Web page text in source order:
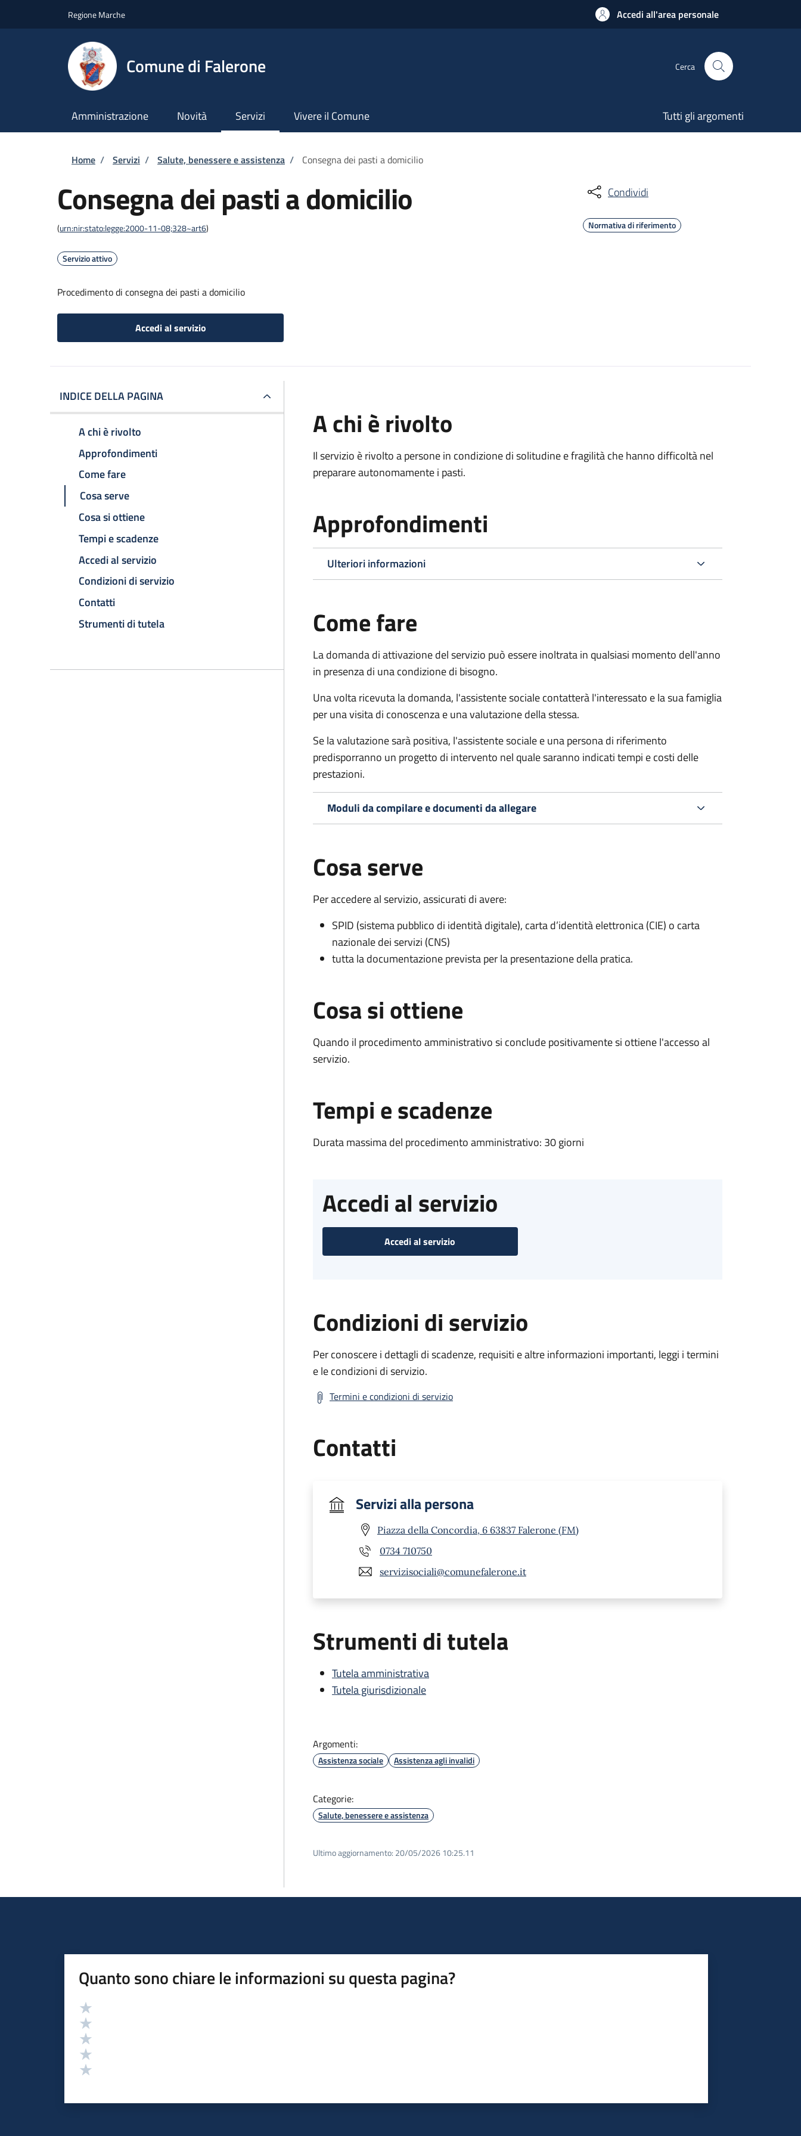
Regione Marche Accedi all'area personale
Comune di Falerone Cerca
Amministrazione Novità Servizi Vivere il Comune Tutti gli argomenti
Briciole di pane
Home / Servizi / Salute, benessere e assistenza / Consegna dei pasti a domicilio
Consegna dei pasti a domicilio
(urn:nir:stato:legge:2000-11-08;328~art6)
Servizio attivo
Procedimento di consegna dei pasti a domicilio
Accedi al servizio
Condividi
Normativa di riferimento
INDICE DELLA PAGINA
A chi è rivolto
Approfondimenti
Come fare
Cosa serve
Cosa si ottiene
Tempi e scadenze
Accedi al servizio
Condizioni di servizio
Contatti
Strumenti di tutela
A chi è rivolto
Il servizio è rivolto a persone in condizione di solitudine e fragilità che hanno difficoltà nel
preparare autonomamente i pasti.
Approfondimenti
Ulteriori informazioni
Come fare
La domanda di attivazione del servizio può essere inoltrata in qualsiasi momento dell'anno
in presenza di una condizione di bisogno.
Una volta ricevuta la domanda, l'assistente sociale contatterà l'interessato e la sua famiglia
per una visita di conoscenza e una valutazione della stessa.
Se la valutazione sarà positiva, l'assistente sociale e una persona di riferimento
predisporranno un progetto di intervento nel quale saranno indicati tempi e costi delle
prestazioni.
Moduli da compilare e documenti da allegare
Cosa serve
Per accedere al servizio, assicurati di avere:
SPID (sistema pubblico di identità digitale), carta d’identità elettronica (CIE) o carta
nazionale dei servizi (CNS)
tutta la documentazione prevista per la presentazione della pratica.
Cosa si ottiene
Quando il procedimento amministrativo si conclude positivamente si ottiene l'accesso al
servizio.
Tempi e scadenze
Durata massima del procedimento amministrativo: 30 giorni
Accedi al servizio
Accedi al servizio
Condizioni di servizio
Per conoscere i dettagli di scadenze, requisiti e altre informazioni importanti, leggi i termini
e le condizioni di servizio.
Termini e condizioni di servizio
Contatti
Servizi alla persona
Piazza della Concordia, 6 63837 Falerone (FM)
0734 710750
servizisociali@comunefalerone.it
Strumenti di tutela
Tutela amministrativa
Tutela giurisdizionale
Argomenti:
Assistenza sociale Assistenza agli invalidi
Categorie:
Salute, benessere e assistenza
Ultimo aggiornamento: 20/05/2026 10:25.11
Quanto sono chiare le informazioni su questa pagina?
Valutazione